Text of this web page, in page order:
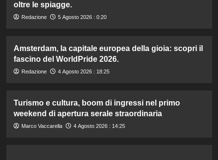
oltre le spiagge.
Redazione 5 Agosto 2026 : 0:20
Amsterdam, la capitale europea della gioia: scopri il
fascino del WorldPride 2026.
Redazione 4 Agosto 2026 : 18:25
Turismo e cultura, boom di ingressi nel primo
weekend di apertura serale straordinaria
Marco Vaccarella 4 Agosto 2026 : 14:25